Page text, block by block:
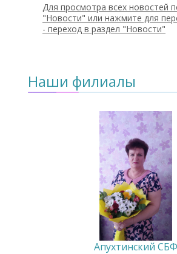
Для просмотра всех новостей
"Новости" или нажмите для
- переход в раздел "Новости"
Наши филиалы
Апухтинский СБФ